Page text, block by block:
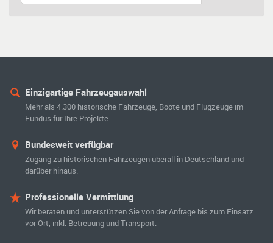
Einzigartige Fahrzeugauswahl
Mehr als 4.300 historische Fahrzeuge, Boote und Flugzeuge im
Fundus für Ihre Projekte.
Bundesweit verfügbar
Zugang zu historischen Fahrzeugen überall in Deutschland und
darüber hinaus.
Professionelle Vermittlung
Wir beraten und unterstützen Sie von der Anfrage bis zum Einsatz
vor Ort, inkl. Betreuung und Transport.